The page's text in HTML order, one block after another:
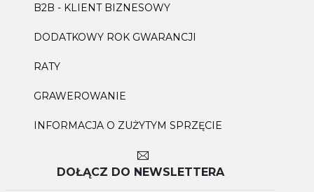
B2B - KLIENT BIZNESOWY
DODATKOWY ROK GWARANCJI
RATY
GRAWEROWANIE
INFORMACJA O ZUŻYTYM SPRZĘCIE
DOŁĄCZ DO NEWSLETTERA